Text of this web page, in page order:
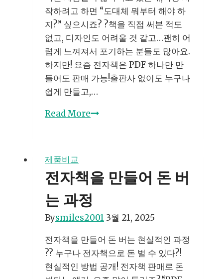
작하려고 하면 “도대체 뭐부터 해야 하
지?” 싶으시죠? ?책을 직접 써본 적도
없고, 디자인도 어려울 것 같고…괜히 어
렵게 느껴져서 포기하는 분들도 많아요.
하지만! 요즘 전자책은 PDF 하나만 만
들어도 판매 가능!출판사 없이도 누구나
쉽게 만들고,…
Read More초
한
전
자
책
판
매
가
이
제품비교
전자책을 만들어 돈 버
는 과정
Bysmiles2001 3월 21, 2025
전자책을 만들어 돈 버는 현실적인 과정
?? 누구나 전자책으로 돈 벌 수 있다?!
현실적인 방법 공개! 전자책 판매로 돈